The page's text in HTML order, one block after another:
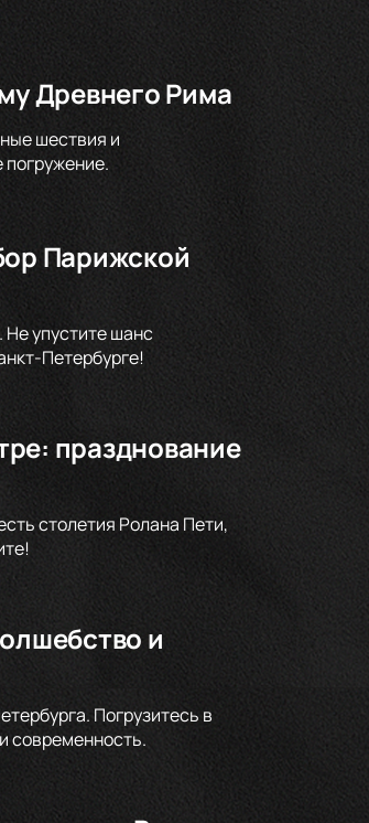
Древнего Рима
шествия и
Парижской
упустите шанс
Петербурге!
празднование
столетия Ролана Пети,
и
Погрузитесь в
современность.